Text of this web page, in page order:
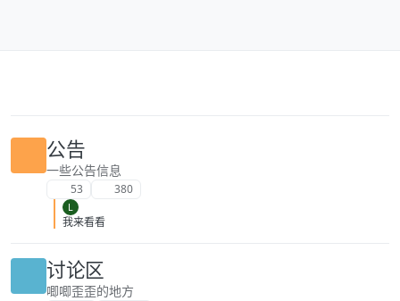
公告
一些公告信息
53 380
L
我来看看
讨论区
唧唧歪歪的地方